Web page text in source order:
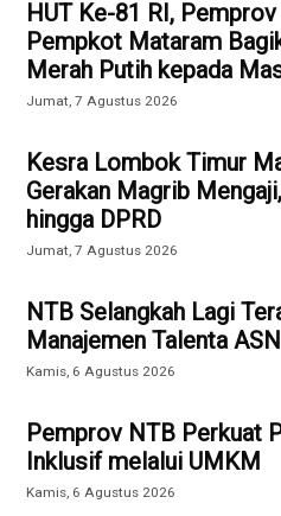
HUT Ke-81 RI,
Pempkot Mataram
Merah Putih kepada
Jumat, 7 Agustus 2026
Kesra Lombok Timur
Gerakan Magrib
hingga DPRD
Jumat, 7 Agustus 2026
NTB Selangkah Lagi
Manajemen Talenta ASN
Kamis, 6 Agustus 2026
Pemprov NTB Perkuat
Inklusif melalui UMKM
Kamis, 6 Agustus 2026